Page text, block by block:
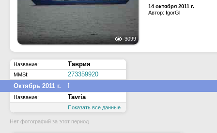
3099
14 октября 2011 г.
Автор: IgorGl
Название: Таврия
MMSI:
273359920
Октябрь 2011 г.
↑
Название: Tavria
Показать все данные
Нет фотографий за этот период